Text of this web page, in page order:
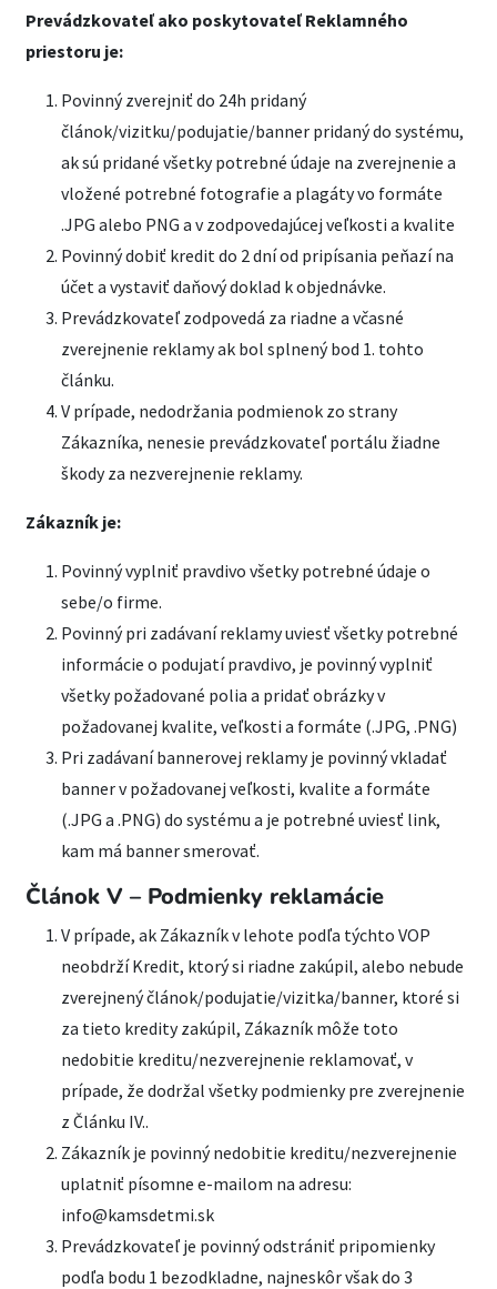
Prevádzkovateľ ako poskytovateľ Reklamného
priestoru je:
Povinný zverejniť do 24h pridaný
článok/vizitku/podujatie/banner pridaný do systému,
ak sú pridané všetky potrebné údaje na zverejnenie a
vložené potrebné fotografie a plagáty vo formáte
.JPG alebo PNG a v zodpovedajúcej veľkosti a kvalite
Povinný dobiť kredit do 2 dní od pripísania peňazí na
účet a vystaviť daňový doklad k objednávke.
Prevádzkovateľ zodpovedá za riadne a včasné
zverejnenie reklamy ak bol splnený bod 1. tohto
článku.
V prípade, nedodržania podmienok zo strany
Zákazníka, nenesie prevádzkovateľ portálu žiadne
škody za nezverejnenie reklamy.
Zákazník je:
Povinný vyplniť pravdivo všetky potrebné údaje o
sebe/o firme.
Povinný pri zadávaní reklamy uviesť všetky potrebné
informácie o podujatí pravdivo, je povinný vyplniť
všetky požadované polia a pridať obrázky v
požadovanej kvalite, veľkosti a formáte (.JPG, .PNG)
Pri zadávaní bannerovej reklamy je povinný vkladať
banner v požadovanej veľkosti, kvalite a formáte
(.JPG a .PNG) do systému a je potrebné uviesť link,
kam má banner smerovať.
Článok V – Podmienky reklamácie
V prípade, ak Zákazník v lehote podľa týchto VOP
neobdrží Kredit, ktorý si riadne zakúpil, alebo nebude
zverejnený článok/podujatie/vizitka/banner, ktoré si
za tieto kredity zakúpil, Zákazník môže toto
nedobitie kreditu/nezverejnenie reklamovať, v
prípade, že dodržal všetky podmienky pre zverejnenie
z Článku IV..
Zákazník je povinný nedobitie kreditu/nezverejnenie
uplatniť písomne e-mailom na adresu:
info@kamsdetmi.sk
Prevádzkovateľ je povinný odstrániť pripomienky
podľa bodu 1 bezodkladne, najneskôr však do 3